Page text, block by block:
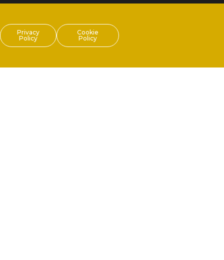
Privacy
Policy
Cookie
Policy